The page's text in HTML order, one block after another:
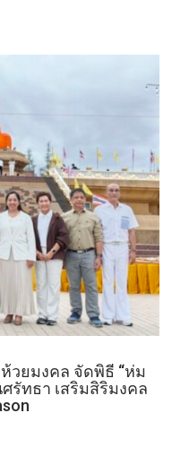
วยมงคล จัดพิธี “ห่ม
รัทธา เสริมสิริมงคล